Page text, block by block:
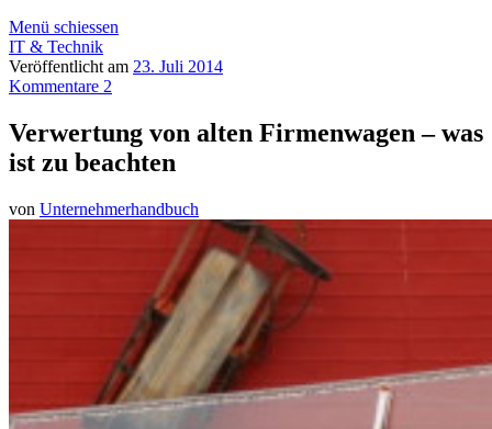
Menü schiessen
IT & Technik
Veröffentlicht am 23. Juli 2014
Kommentare 2
Verwertung von alten Firmenwagen – was
ist zu beachten
von Unternehmerhandbuch